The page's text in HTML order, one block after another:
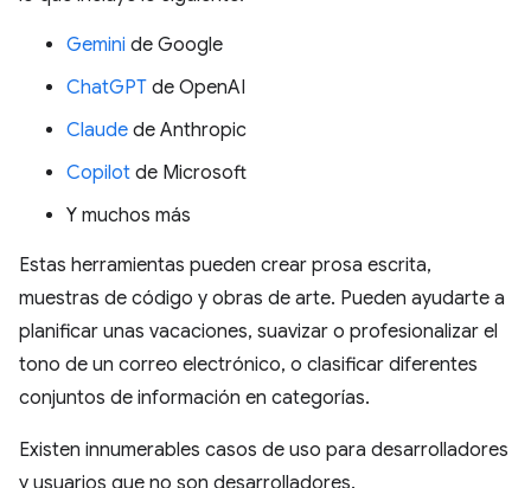
Gemini de Google
ChatGPT de OpenAI
Claude de Anthropic
Copilot de Microsoft
Y muchos más
Estas herramientas pueden crear prosa escrita,
muestras de código y obras de arte. Pueden ayudarte a
planificar unas vacaciones, suavizar o profesionalizar el
tono de un correo electrónico, o clasificar diferentes
conjuntos de información en categorías.
Existen innumerables casos de uso para desarrolladores
y usuarios que no son desarrolladores.